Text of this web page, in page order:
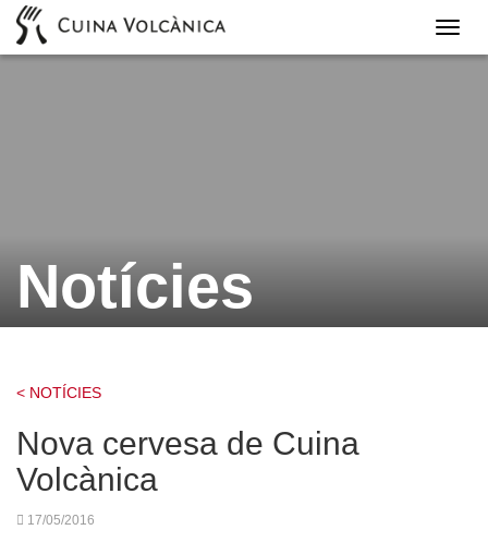
Cuina
Notícies
< NOTÍCIES
Nova cervesa de Cuina
Volcànica
17/05/2016